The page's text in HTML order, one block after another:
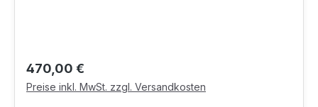
Regulärer Preis:
470,00 €
Preise inkl. MwSt. zzgl. Versandkosten